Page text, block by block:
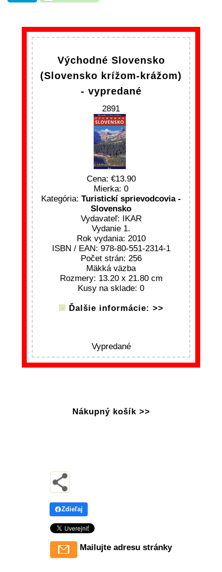
Východné Slovensko
(Slovensko krížom-krážom)
- vypredané
2891
Cena:
13.90
Mierka: 0
Kategória: Turistickí sprievodcovia -
Slovensko
Vydavateľ: IKAR
Vydanie 1.
Rok vydania: 2010
ISBN / EAN: 978-80-551-2314-1
Počet strán: 256
Mäkká väzba
Rozmery: 13.20 x 21.80 cm
Kusy na sklade: 0
Ďalšie informácie: >>
Vypredané
Nákupný košík >>
Zdieľaj
Mailujte adresu stránky